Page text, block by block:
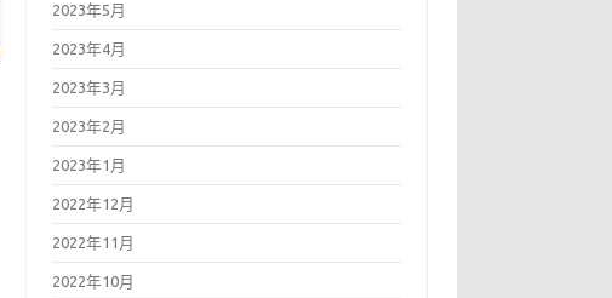
2023年5月
2023年4月
2023年3月
2023年2月
2023年1月
2022年12月
2022年11月
2022年10月